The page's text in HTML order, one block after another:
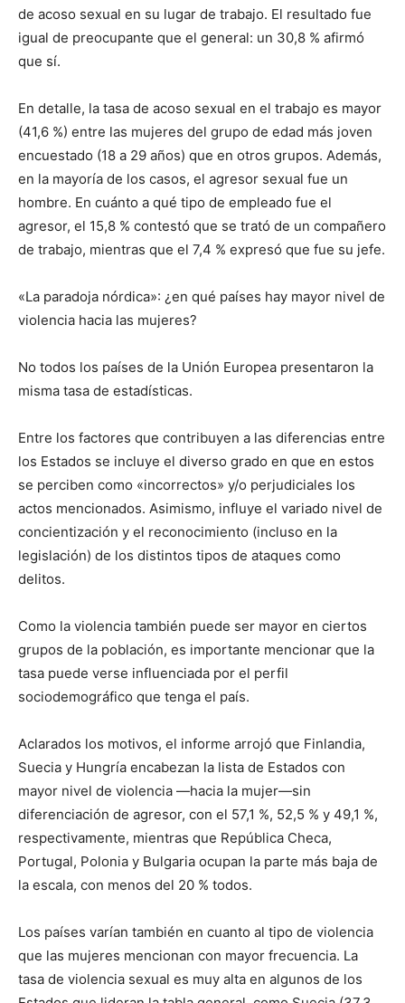
de acoso sexual en su lugar de trabajo. El resultado fue
igual de preocupante que el general: un 30,8 % afirmó
que sí.
En detalle, la tasa de acoso sexual en el trabajo es mayor
(41,6 %) entre las mujeres del grupo de edad más joven
encuestado (18 a 29 años) que en otros grupos. Además,
en la mayoría de los casos, el agresor sexual fue un
hombre. En cuánto a qué tipo de empleado fue el
agresor, el 15,8 % contestó que se trató de un compañero
de trabajo, mientras que el 7,4 % expresó que fue su jefe.
«La paradoja nórdica»: ¿en qué países hay mayor nivel de
violencia hacia las mujeres?
No todos los países de la Unión Europea presentaron la
misma tasa de estadísticas.
Entre los factores que contribuyen a las diferencias entre
los Estados se incluye el diverso grado en que en estos
se perciben como «incorrectos» y/o perjudiciales los
actos mencionados. Asimismo, influye el variado nivel de
concientización y el reconocimiento (incluso en la
legislación) de los distintos tipos de ataques como
delitos.
Como la violencia también puede ser mayor en ciertos
grupos de la población, es importante mencionar que la
tasa puede verse influenciada por el perfil
sociodemográfico que tenga el país.
Aclarados los motivos, el informe arrojó que Finlandia,
Suecia y Hungría encabezan la lista de Estados con
mayor nivel de violencia —hacia la mujer—sin
diferenciación de agresor, con el 57,1 %, 52,5 % y 49,1 %,
respectivamente, mientras que República Checa,
Portugal, Polonia y Bulgaria ocupan la parte más baja de
la escala, con menos del 20 % todos.
Los países varían también en cuanto al tipo de violencia
que las mujeres mencionan con mayor frecuencia. La
tasa de violencia sexual es muy alta en algunos de los